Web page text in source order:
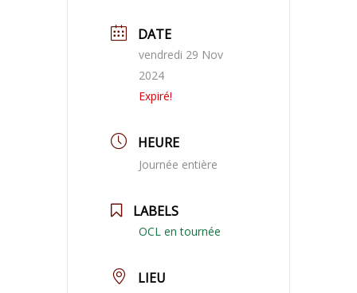
DATE
vendredi 29 Nov
2024
Expiré!
HEURE
Journée entière
LABELS
OCL en tournée
LIEU